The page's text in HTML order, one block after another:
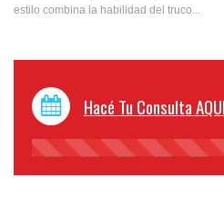
estilo combina la habilidad del truco...
Hacé Tu Consulta AQUI
45%